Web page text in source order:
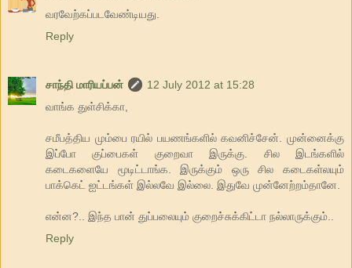
வரவேற்கப்படவேண்டியது.
Reply
சாந்தி மாரியப்பன்
12 July 2012 at 15:28
வாங்க துள்சிக்கா,
சமீபத்திய மும்பை ரயில் பயணங்களில் கவனிச்சேன். முன்னைக்கு
இப்போ குப்பைகள் குறைவா இருக்கு. சில இடங்களில்
கடைகளையே மூடிட்டாங்க. இருக்கும் ஒரு சில கடைகள்லயும்
பாக்கெட் ஐட்டங்கள் இல்லவே இல்லை. இதுவே முன்னேற்றம்தானே.
என்ன?.. இந்த பான் துப்பலையும் குறைச்சுக்கிட்டா நல்லாருக்கும்..
Reply